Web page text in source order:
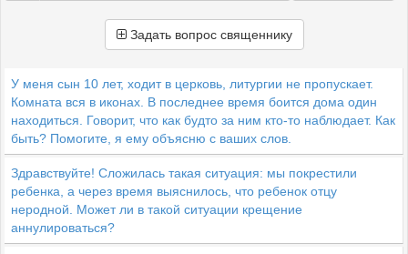
Задать вопрос священнику
У меня сын 10 лет, ходит в церковь, литургии не пропускает.
Комната вся в иконах. В последнее время боится дома один
находиться. Говорит, что как будто за ним кто-то наблюдает. Как
быть? Помогите, я ему объясню с ваших слов.
Здравствуйте! Сложилась такая ситуация: мы покрестили
ребенка, а через время выяснилось, что ребенок отцу
неродной. Может ли в такой ситуации крещение
аннулироваться?